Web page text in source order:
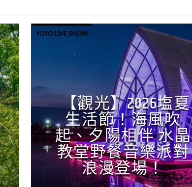
YOYO LIVE SHOW
【觀光】2026塩夏
生活節！海風吹
起、夕陽相伴 水晶
教堂野餐音樂派對
浪漫登場！